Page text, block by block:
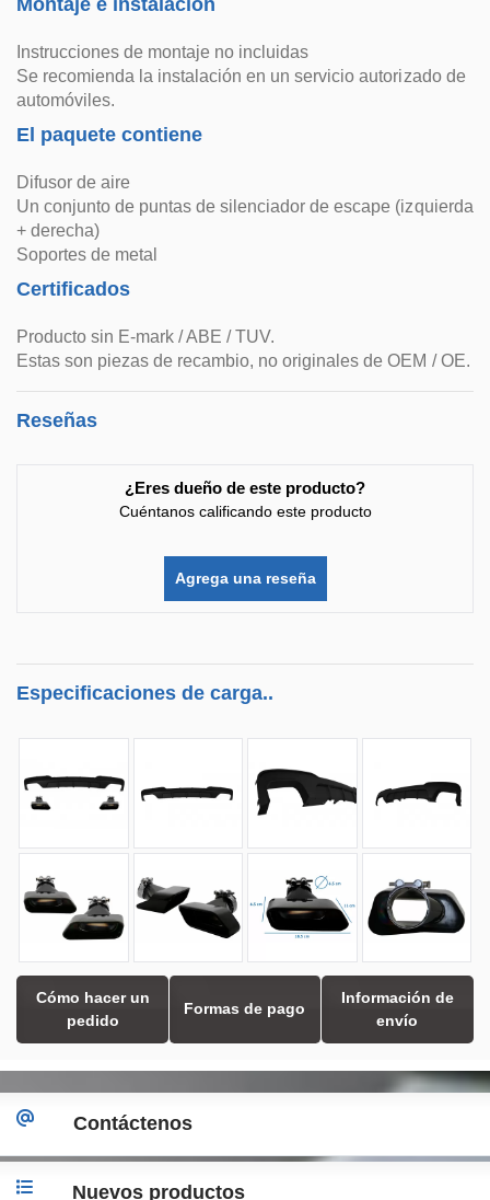
Montaje e instalación
Instrucciones de montaje no incluidas
Se recomienda la instalación en un servicio autorizado de
automóviles.
El paquete contiene
Difusor de aire
Un conjunto de puntas de silenciador de escape (izquierda
+ derecha)
Soportes de metal
Certificados
Producto sin E-mark / ABE / TUV.
Estas son piezas de recambio, no originales de OEM / OE.
Reseñas
¿Eres dueño de este producto?
Cuéntanos calificando este producto
Agrega una reseña
Especificaciones de carga..
Cómo hacer un
pedido
Formas de pago
Información de
envío
Contáctenos
Nuevos productos